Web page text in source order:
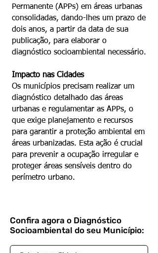
Permanente (APPs) em áreas urbanas
consolidadas, dando-lhes um prazo de
dois anos, a partir da data de sua
publicação, para elaborar o
diagnóstico socioambiental necessário.
Impacto nas Cidades
Os municípios precisam realizar um
diagnóstico detalhado das áreas
urbanas e regulamentar as APPs, o
que exige planejamento e recursos
para garantir a proteção ambiental em
áreas urbanizadas. Esta ação é crucial
para prevenir a ocupação irregular e
proteger áreas sensíveis dentro do
perímetro urbano.
Confira agora o Diagnóstico
Socioambiental do seu Município: